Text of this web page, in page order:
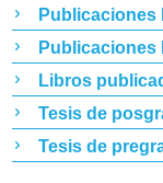
Publicaciones
Publicaciones
Libros
Tesis de
Tesis de